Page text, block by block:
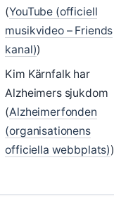
(YouTube (officiell
musikvideo – Friends
kanal))
Kim Kärnfalk har
Alzheimers sjukdom
(Alzheimerfonden
(organisationens
officiella webbplats))